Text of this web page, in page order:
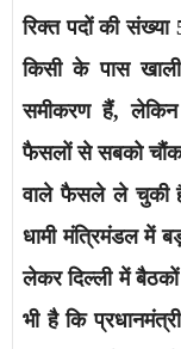
रिक्त पदों की संख्या
किसी के पास
समीकरण हैं,
फैसलों से सबको
वाले फैसले ले चुकी
धामी मंत्रिमंडल में
लेकर दिल्ली में बैठकों
भी है कि